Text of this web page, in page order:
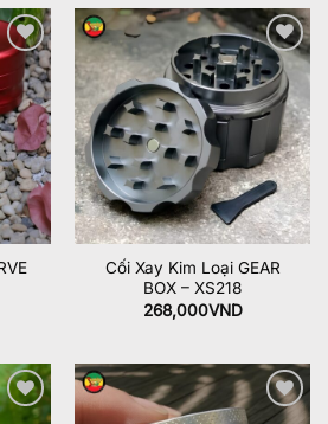
Add to
wishlist
Add to
wishlist
Cối Xay Kim Loại GEAR
BOX – XS218
268,000VND